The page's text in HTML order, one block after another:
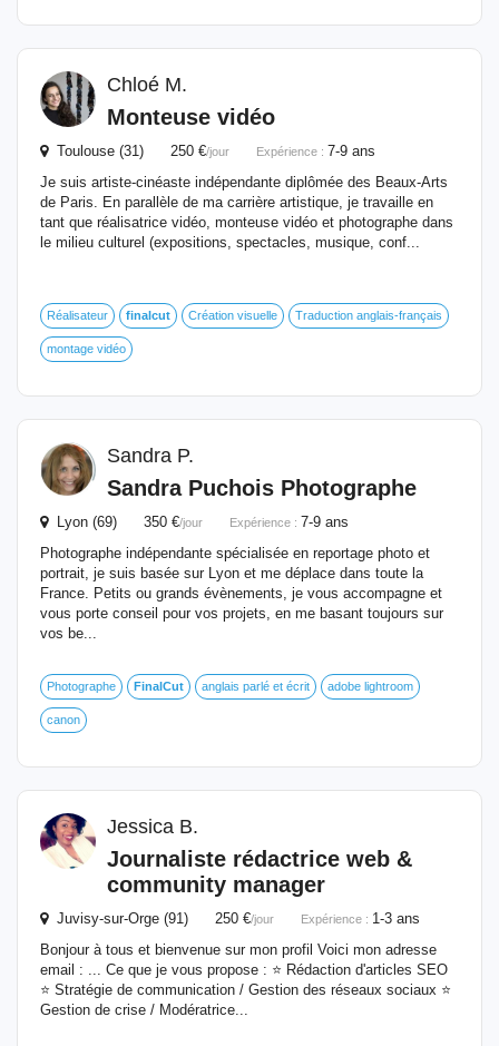
Chloé M.
Monteuse vidéo
Toulouse (31) 250 €/jour Expérience : 7-9 ans
Je suis artiste-cinéaste indépendante diplômée des Beaux-Arts
de Paris. En parallèle de ma carrière artistique, je travaille en
tant que réalisatrice vidéo, monteuse vidéo et photographe dans
le milieu culturel (expositions, spectacles, musique, conf...
Réalisateur finalcut Création visuelle Traduction anglais-français
montage vidéo
Sandra P.
Sandra Puchois Photographe
Lyon (69) 350 €/jour Expérience : 7-9 ans
Photographe indépendante spécialisée en reportage photo et
portrait, je suis basée sur Lyon et me déplace dans toute la
France. Petits ou grands évènements, je vous accompagne et
vous porte conseil pour vos projets, en me basant toujours sur
vos be...
Photographe FinalCut anglais parlé et écrit adobe lightroom
canon
Jessica B.
Journaliste rédactrice web &
community manager
Juvisy-sur-Orge (91) 250 €/jour Expérience : 1-3 ans
Bonjour à tous et bienvenue sur mon profil Voici mon adresse
email : ... Ce que je vous propose : ⭐️ Rédaction d'articles SEO
⭐️ Stratégie de communication / Gestion des réseaux sociaux ⭐️
Gestion de crise / Modératrice...